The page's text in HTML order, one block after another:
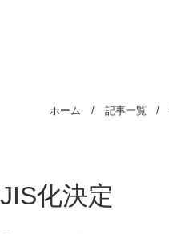
ホーム 記事一覧
JIS化決定